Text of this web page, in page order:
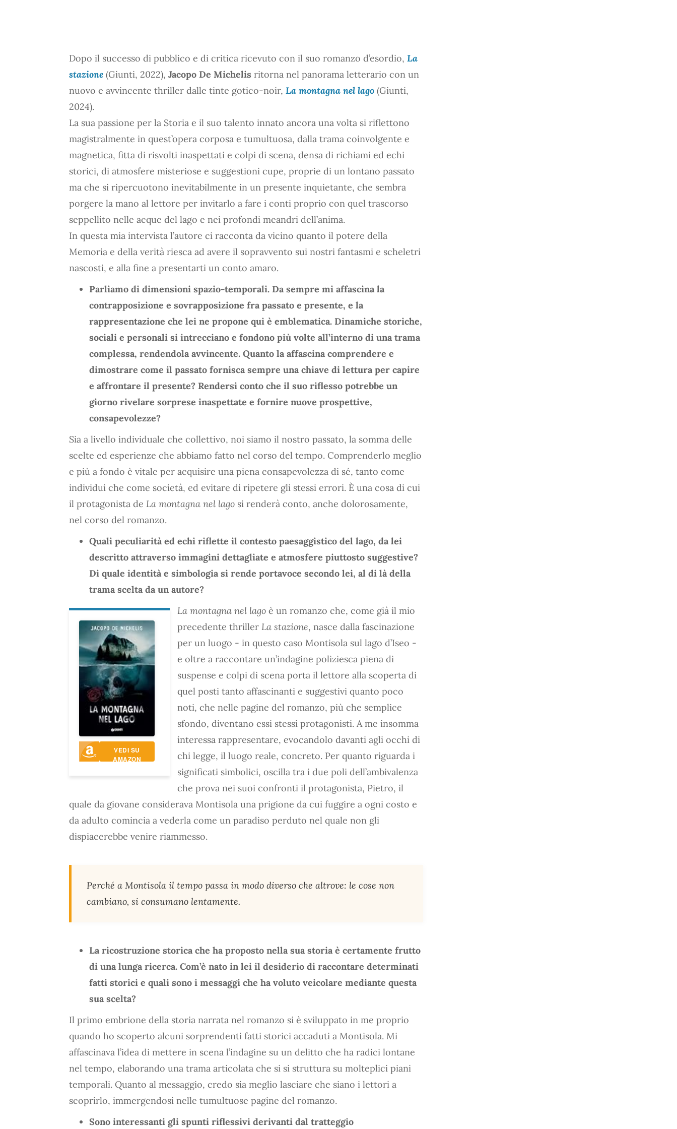
Dopo il successo di pubblico e di critica ricevuto con il suo romanzo d’esordio, La
stazione (Giunti, 2022), Jacopo De Michelis ritorna nel panorama letterario con un
nuovo e avvincente thriller dalle tinte gotico-noir, La montagna nel lago (Giunti,
2024).
La sua passione per la Storia e il suo talento innato ancora una volta si riflettono
magistralmente in quest’opera corposa e tumultuosa, dalla trama coinvolgente e
magnetica, fitta di risvolti inaspettati e colpi di scena, densa di richiami ed echi
storici, di atmosfere misteriose e suggestioni cupe, proprie di un lontano passato
ma che si ripercuotono inevitabilmente in un presente inquietante, che sembra
porgere la mano al lettore per invitarlo a fare i conti proprio con quel trascorso
seppellito nelle acque del lago e nei profondi meandri dell’anima.
In questa mia intervista l’autore ci racconta da vicino quanto il potere della
Memoria e della verità riesca ad avere il sopravvento sui nostri fantasmi e scheletri
nascosti, e alla fine a presentarti un conto amaro.
Parliamo di dimensioni spazio-temporali. Da sempre mi affascina la
contrapposizione e sovrapposizione fra passato e presente, e la
rappresentazione che lei ne propone qui è emblematica. Dinamiche storiche,
sociali e personali si intrecciano e fondono più volte all’interno di una trama
complessa, rendendola avvincente. Quanto la affascina comprendere e
dimostrare come il passato fornisca sempre una chiave di lettura per capire
e affrontare il presente? Rendersi conto che il suo riflesso potrebbe un
giorno rivelare sorprese inaspettate e fornire nuove prospettive,
consapevolezze?
Sia a livello individuale che collettivo, noi siamo il nostro passato, la somma delle
scelte ed esperienze che abbiamo fatto nel corso del tempo. Comprenderlo meglio
e più a fondo è vitale per acquisire una piena consapevolezza di sé, tanto come
individui che come società, ed evitare di ripetere gli stessi errori. È una cosa di cui
il protagonista de La montagna nel lago si renderà conto, anche dolorosamente,
nel corso del romanzo.
Quali peculiarità ed echi riflette il contesto paesaggistico del lago, da lei
descritto attraverso immagini dettagliate e atmosfere piuttosto suggestive?
Di quale identità e simbologia si rende portavoce secondo lei, al di là della
trama scelta da un autore?
VEDI SU
AMAZON
La montagna nel lago è un romanzo che, come già il mio
precedente thriller La stazione, nasce dalla fascinazione
per un luogo - in questo caso Montisola sul lago d’Iseo -
e oltre a raccontare un’indagine poliziesca piena di
suspense e colpi di scena porta il lettore alla scoperta di
quel posti tanto affascinanti e suggestivi quanto poco
noti, che nelle pagine del romanzo, più che semplice
sfondo, diventano essi stessi protagonisti. A me insomma
interessa rappresentare, evocandolo davanti agli occhi di
chi legge, il luogo reale, concreto. Per quanto riguarda i
significati simbolici, oscilla tra i due poli dell’ambivalenza
che prova nei suoi confronti il protagonista, Pietro, il
quale da giovane considerava Montisola una prigione da cui fuggire a ogni costo e
da adulto comincia a vederla come un paradiso perduto nel quale non gli
dispiacerebbe venire riammesso.
Perché a Montisola il tempo passa in modo diverso che altrove: le cose non
cambiano, si consumano lentamente.
La ricostruzione storica che ha proposto nella sua storia è certamente frutto
di una lunga ricerca. Com’è nato in lei il desiderio di raccontare determinati
fatti storici e quali sono i messaggi che ha voluto veicolare mediante questa
sua scelta?
Il primo embrione della storia narrata nel romanzo si è sviluppato in me proprio
quando ho scoperto alcuni sorprendenti fatti storici accaduti a Montisola. Mi
affascinava l’idea di mettere in scena l’indagine su un delitto che ha radici lontane
nel tempo, elaborando una trama articolata che si si struttura su molteplici piani
temporali. Quanto al messaggio, credo sia meglio lasciare che siano i lettori a
scoprirlo, immergendosi nelle tumultuose pagine del romanzo.
Sono interessanti gli spunti riflessivi derivanti dal tratteggio